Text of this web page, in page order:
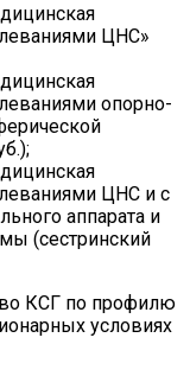
ЦНС»
опорно-
ЦНС и с
аппарата и
(сестринский
КСГ по профилю
условиях